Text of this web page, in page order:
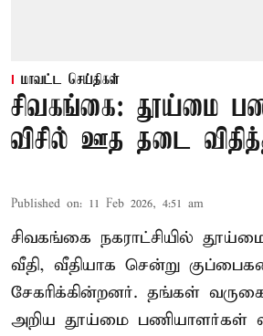
மாவட்ட செய்திகள்
சிவகங்கை: தூய்மை
விசில் ஊத தடை
Published on: 11 Feb 2026, 4:51 am
சிவகங்கை நகராட்சியில்
வீதி, வீதியாக சென்று
சேகரிக்கின்றனர். தங்கள்
அறிய தூய்மை பணியாளர்கள்